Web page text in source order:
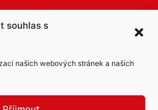
souhlas s
našich webových stránek a našich
KODEX DISKUTUJÍCÍCH
LOGO MANUÁL